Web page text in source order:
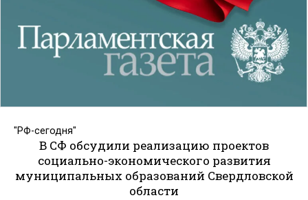
"РФ-сегодня"
В СФ обсудили реализацию проектов
социально-экономического развития
муниципальных образований Свердловской
области